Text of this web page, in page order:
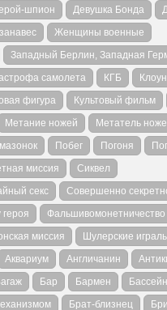
шпион Девушка Бонда
Женщины военные
Западный Берлин, Западная
самолета КГБ Клоун
фигура Культовый фильм
Метание ножей Метатель
Побег Погоня
миссия
Сиквел
секс Совершенно
Фальшивомонетничество
миссия Шулерские
Аквариум Англичанин
Бар Бармен Бассейн
Брат-близнец